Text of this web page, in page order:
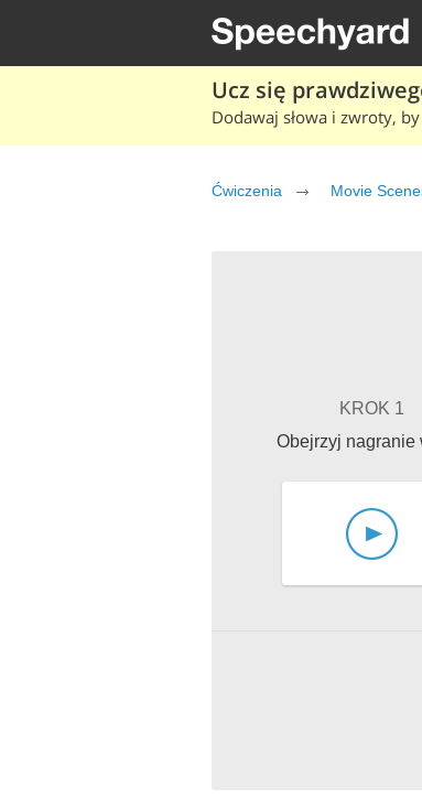
Ucz się
Dodawaj słowa i zwroty,
Ćwiczenia Movie
KROK 1
Obejrzyj nagranie